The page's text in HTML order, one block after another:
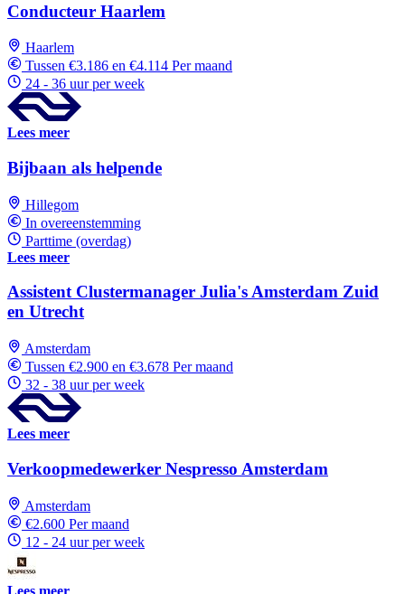
Conducteur Haarlem
Haarlem
Tussen €3.186 en €4.114 Per maand
24 - 36 uur per week
Lees meer
Bijbaan als helpende
Hillegom
In overeenstemming
Parttime (overdag)
Lees meer
Assistent Clustermanager Julia's Amsterdam Zuid
en Utrecht
Amsterdam
Tussen €2.900 en €3.678 Per maand
32 - 38 uur per week
Lees meer
Verkoopmedewerker Nespresso Amsterdam
Amsterdam
€2.600 Per maand
12 - 24 uur per week
Lees meer